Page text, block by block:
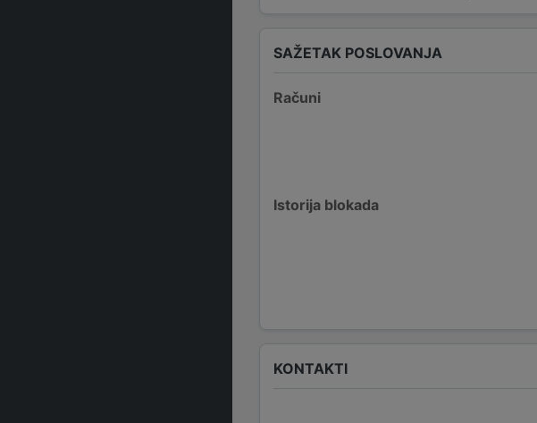
SAŽETAK POSLOVANJA
Računi
Istorija blokada
KONTAKTI